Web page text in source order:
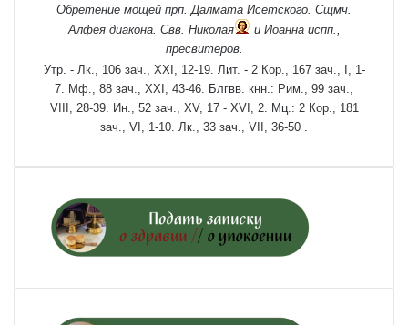
Обретение мощей прп. Далмата Исетского. Сщмч.
Алфеядиакона. Свв. Николая и Иоаннаиспп.,
пресвитеров.
Утр. - Лк., 106 зач., XXI, 12-19. Лит. - 2 Кор., 167 зач., I, 1-
7. Мф., 88 зач., XXI, 43-46. Блгвв. кнн.: Рим., 99 зач.,
VIII, 28-39. Ин., 52 зач., XV, 17 - XVI, 2. Мц.: 2 Кор., 181
зач., VI, 1-10. Лк., 33 зач., VII, 36-50